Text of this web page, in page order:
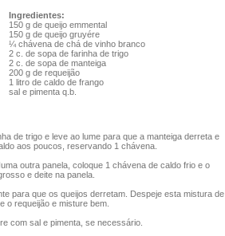
Ingredientes:
150 g de queijo emmental
150 g de queijo gruyére
¼ chávena de chá de vinho branco
2 c. de sopa de farinha de trigo
2 c. de sopa de manteiga
200 g de requeijão
1 litro de caldo de frango
sal e pimenta q.b.
de trigo e leve ao lume para que a manteiga derreta e
aos poucos, reservando 1 chávena.
outra panela, coloque 1 chávena de caldo frio e o
e deite na panela.
para que os queijos derretam. Despeje esta mistura de
o requeijão e misture bem.
com sal e pimenta, se necessário.